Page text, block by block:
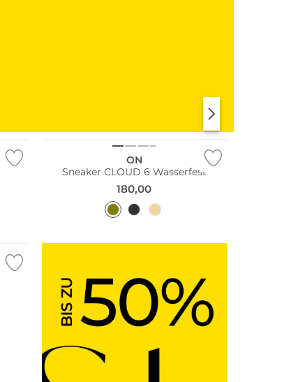
ON
Sneaker CLOUD 6 Wasserfest
180,00